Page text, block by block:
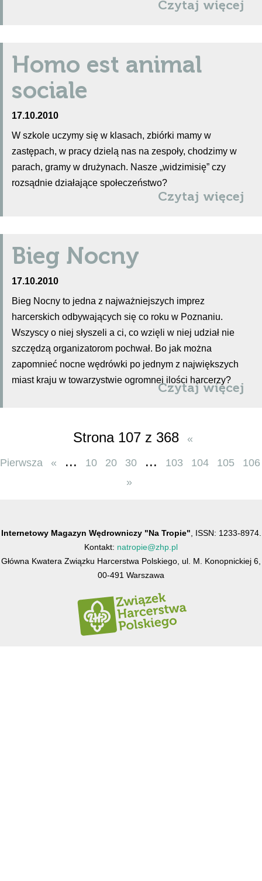
Czytaj więcej
Homo est animal
sociale
17.10.2010
W szkole uczymy się w klasach, zbiórki mamy w
zastępach, w pracy dzielą nas na zespoły, chodzimy w
parach, gramy w drużynach. Nasze „widzimisię” czy
rozsądnie działające społeczeństwo?
Czytaj więcej
Bieg Nocny
17.10.2010
Bieg Nocny to jedna z najważniejszych imprez
harcerskich odbywających się co roku w Poznaniu.
Wszyscy o niej słyszeli a ci, co wzięli w niej udział nie
szczędzą organizatorom pochwał. Bo jak można
zapomnieć nocne wędrówki po jednym z największych
miast kraju w towarzystwie ogromnej ilości harcerzy?
Czytaj więcej
Strona 107 z 368 «
Pierwsza « ... 10 20 30 ... 103 104 105
106
»
Internetowy Magazyn Wędrowniczy "Na Tropie" , ISSN: 1233-8974.
Kontakt: natropie@zhp.pl
Główna Kwatera Związku Harcerstwa Polskiego, ul. M. Konopnickiej 6,
00-491 Warszawa